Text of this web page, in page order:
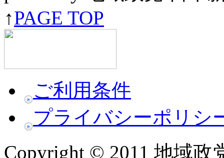
↑PAGE TOP
ご利用条件
プライバシーポリシ
Copyright © 2011 地域